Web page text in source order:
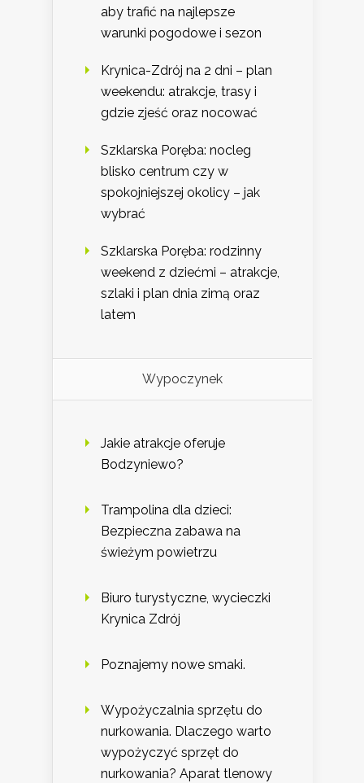
aby trafić na najlepsze
warunki pogodowe i sezon
Krynica-Zdrój na 2 dni – plan
weekendu: atrakcje, trasy i
gdzie zjeść oraz nocować
Szklarska Poręba: nocleg
blisko centrum czy w
spokojniejszej okolicy – jak
wybrać
Szklarska Poręba: rodzinny
weekend z dziećmi – atrakcje,
szlaki i plan dnia zimą oraz
latem
Wypoczynek
Jakie atrakcje oferuje
Bodzyniewo?
Trampolina dla dzieci:
Bezpieczna zabawa na
świeżym powietrzu
Biuro turystyczne, wycieczki
Krynica Zdrój
Poznajemy nowe smaki.
Wypożyczalnia sprzętu do
nurkowania. Dlaczego warto
wypożyczyć sprzęt do
nurkowania? Aparat tlenowy